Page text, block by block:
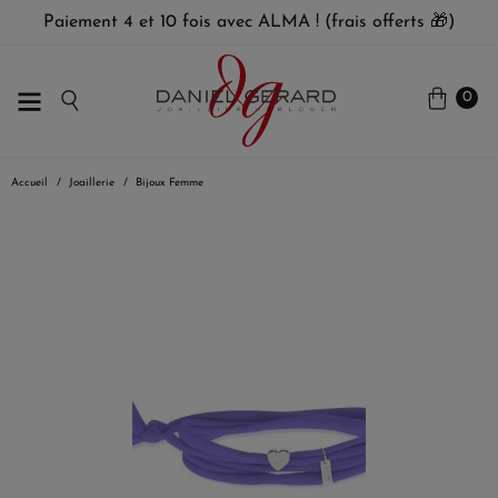
Paiement 4 et 10 fois avec ALMA ! (frais offerts 🎁)
0
Accueil Joaillerie Bijoux Femme